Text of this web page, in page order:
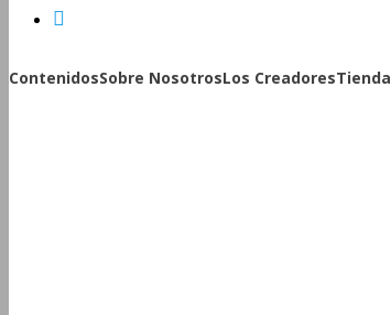
ContenidosSobre NosotrosLos CreadoresTienda